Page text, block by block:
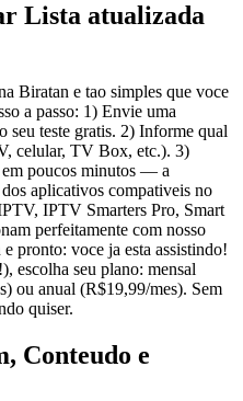
Lista atualizada
Biratan e tao simples que voce
a passo: 1) Envie uma
seu teste gratis. 2) Informe qual
celular, TV Box, etc.). 3)
em poucos minutos — a
aplicativos compativeis no
IPTV Smarters Pro, Smart
perfeitamente com nosso
pronto: voce ja esta assistindo!
escolha seu plano: mensal
ou anual (R$19,99/mes). Sem
quiser.
Conteudo e